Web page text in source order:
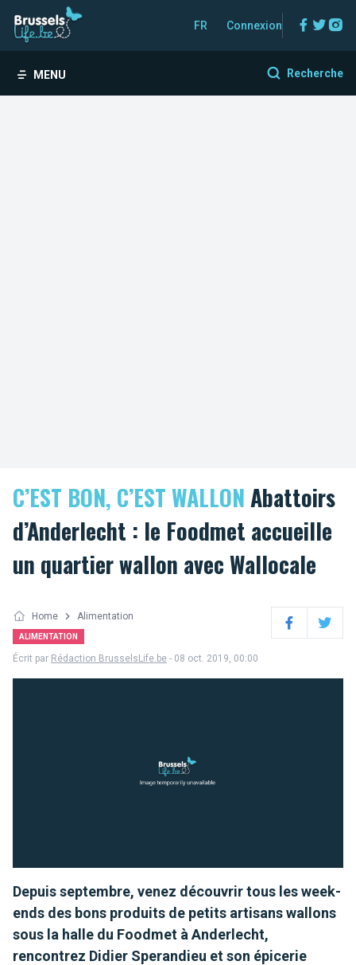
FR Connexion
MENU Recherche
C’EST BON, C’EST WALLONAbattoirs
d’Anderlecht : le Foodmet accueille
un quartier wallon avec Wallocale
Home Alimentation
ALIMENTATION FacebookTwitter
Écrit par Rédaction BrusselsLife.be - 08 oct. 2019, 00:00
Depuis septembre, venez découvrir tous les week-
ends des bons produits de petits artisans wallons
sous la halle du Foodmet à Anderlecht,
rencontrez Didier Sperandieu et son épicerie